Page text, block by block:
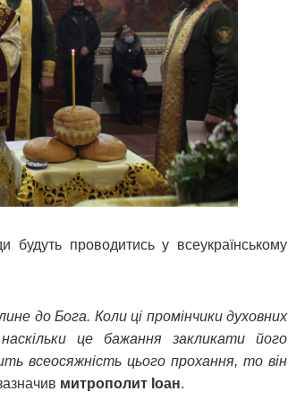
проводитись у всеукраїнському
до Бога. Коли ці промінчики духовних
це бажання закликати його
всеосяжність цього прохання, то він
митрополит Іоан.